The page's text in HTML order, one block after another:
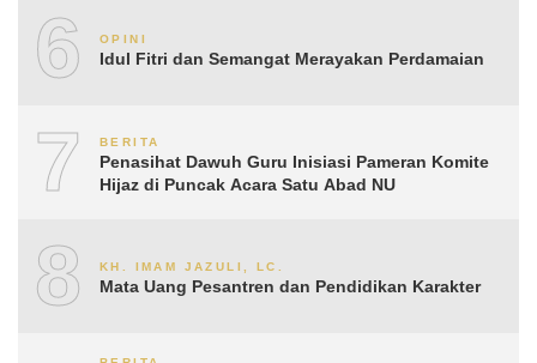
6 OPINI
Idul Fitri dan Semangat Merayakan Perdamaian
7 BERITA
Penasihat Dawuh Guru Inisiasi Pameran Komite
Hijaz di Puncak Acara Satu Abad NU
8 KH. IMAM JAZULI, LC.
Mata Uang Pesantren dan Pendidikan Karakter